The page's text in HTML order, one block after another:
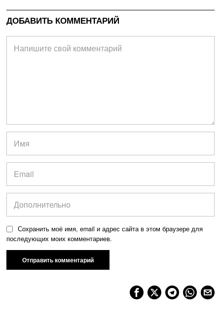
ДОБАВИТЬ КОММЕНТАРИЙ
Сохранить моё имя, email и адрес сайта в этом браузере для
последующих моих комментариев.